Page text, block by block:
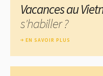
Vacances au
s'habiller ?
EN SAVOIR PLUS